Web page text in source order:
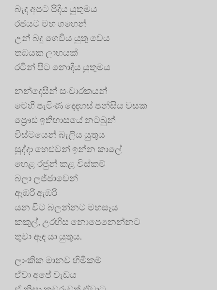
බැඳ අපට පිදිය යුතුමය
රජයට මහ ගහෙන්
උන් බදු ගෙවිය යුතු වෙය
තඹයක ලාභයක්
රටින් පිට නොදිය යුතුමය
නන්දෙසින් සංචාරකයන්
මෙහි පැමිණ දෙදහස් පන්සිය වසක
ප්‍රෞඪ ඉතිහාසයේ නටබුන්
විස්මයෙන් බැලිය යුතුය
සුද්දා හෙළුවන් ඉන්න කාලේ
හෙළ රජුන් කළ විස්කම්
බලා ලජ්ජාවෙන්
ඇඹරි ඇඹරී
යන විට බලන්නට මහසෑය
කකුල්, උරහිස නොපෙනෙන්නට
තුවා ඇඳ යා යුතුය.
ලාංකික මානව හිමිකම්
ඒවා අපේ වැඩය